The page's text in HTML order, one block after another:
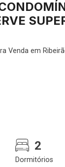
Venda em
2
Dormitórios